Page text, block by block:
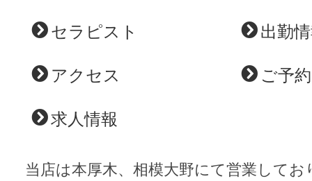
セラピスト 出勤
アクセス ご予約
求人情報
当店は本厚木、相模大野にて営業して